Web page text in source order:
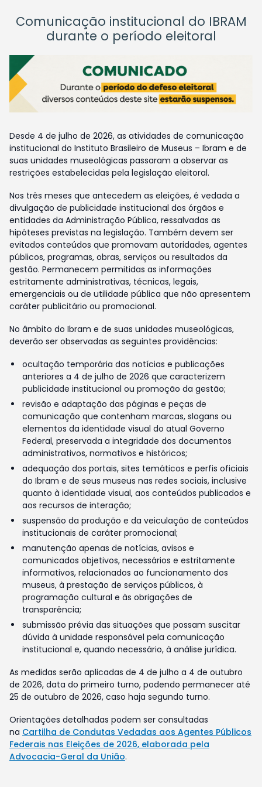
Comunicação institucional do IBRAM
durante o período eleitoral
Desde 4 de julho de 2026, as atividades de comunicação
institucional do Instituto Brasileiro de Museus – Ibram e de
suas unidades museológicas passaram a observar as
restrições estabelecidas pela legislação eleitoral.
Nos três meses que antecedem as eleições, é vedada a
divulgação de publicidade institucional dos órgãos e
entidades da Administração Pública, ressalvadas as
hipóteses previstas na legislação. Também devem ser
evitados conteúdos que promovam autoridades, agentes
públicos, programas, obras, serviços ou resultados da
gestão. Permanecem permitidas as informações
estritamente administrativas, técnicas, legais,
emergenciais ou de utilidade pública que não apresentem
caráter publicitário ou promocional.
No âmbito do Ibram e de suas unidades museológicas,
deverão ser observadas as seguintes providências:
ocultação temporária das notícias e publicações
anteriores a 4 de julho de 2026 que caracterizem
publicidade institucional ou promoção da gestão;
revisão e adaptação das páginas e peças de
comunicação que contenham marcas, slogans ou
elementos da identidade visual do atual Governo
Federal, preservada a integridade dos documentos
administrativos, normativos e históricos;
adequação dos portais, sites temáticos e perfis oficiais
do Ibram e de seus museus nas redes sociais, inclusive
quanto à identidade visual, aos conteúdos publicados e
aos recursos de interação;
suspensão da produção e da veiculação de conteúdos
institucionais de caráter promocional;
manutenção apenas de notícias, avisos e
comunicados objetivos, necessários e estritamente
informativos, relacionados ao funcionamento dos
museus, à prestação de serviços públicos, à
programação cultural e às obrigações de
transparência;
submissão prévia das situações que possam suscitar
dúvida à unidade responsável pela comunicação
institucional e, quando necessário, à análise jurídica.
As medidas serão aplicadas de 4 de julho a 4 de outubro
de 2026, data do primeiro turno, podendo permanecer até
25 de outubro de 2026, caso haja segundo turno.
Orientações detalhadas podem ser consultadas
na Cartilha de Condutas Vedadas aos Agentes Públicos
Federais nas Eleições de 2026, elaborada pela
Advocacia-Geral da União.